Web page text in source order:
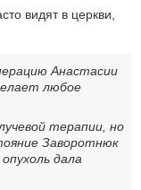
видят в церкви,
Анастасии
любое
терапии, но
Заворотнюк
дала